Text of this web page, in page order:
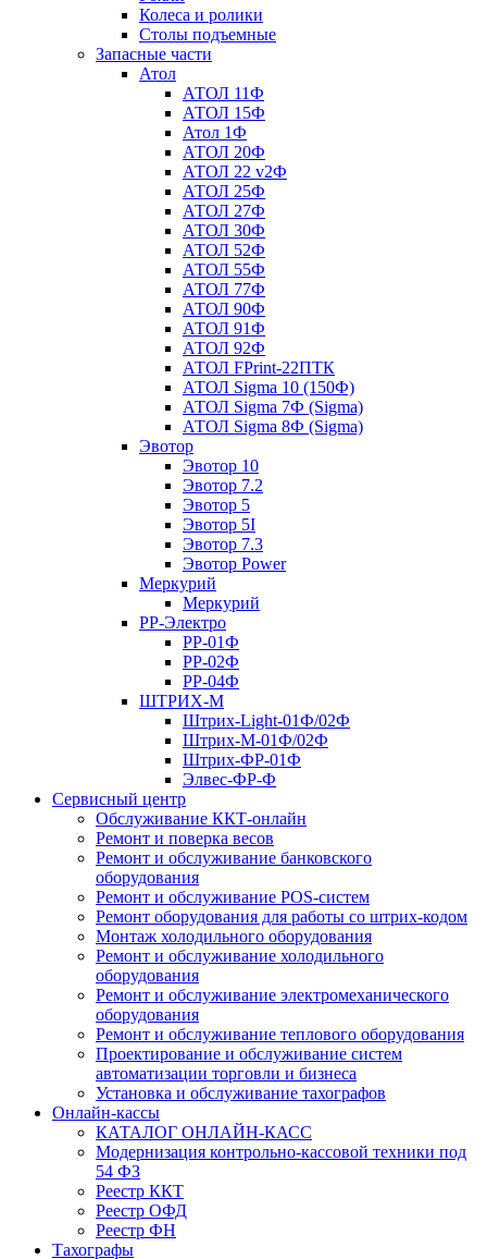
Колеса и ролики
Столы подъемные
Запасные части
Атол
АТОЛ 11Ф
АТОЛ 15Ф
Атол 1Ф
АТОЛ 20Ф
АТОЛ 22 v2Ф
АТОЛ 25Ф
АТОЛ 27Ф
АТОЛ 30Ф
АТОЛ 52Ф
АТОЛ 55Ф
АТОЛ 77Ф
АТОЛ 90Ф
АТОЛ 91Ф
АТОЛ 92Ф
АТОЛ FPrint-22ПТК
АТОЛ Sigma 10 (150Ф)
АТОЛ Sigma 7Ф (Sigma)
АТОЛ Sigma 8Ф (Sigma)
Эвотор
Эвотор 10
Эвотор 7.2
Эвотор 5
Эвотор 5I
Эвотор 7.3
Эвотор Power
Меркурий
Меркурий
РР-Электро
РР-01Ф
РР-02Ф
РР-04Ф
ШТРИХ-М
Штрих-Light-01Ф/02Ф
Штрих-М-01Ф/02Ф
Штрих-ФР-01Ф
Элвес-ФР-Ф
Сервисный центр
Обслуживание ККТ-онлайн
Ремонт и поверка весов
Ремонт и обслуживание банковского
оборудования
Ремонт и обслуживание POS-систем
Ремонт оборудования для работы со штрих-кодом
Монтаж холодильного оборудования
Ремонт и обслуживание холодильного
оборудования
Ремонт и обслуживание электромеханического
оборудования
Ремонт и обслуживание теплового оборудования
Проектирование и обслуживание систем
автоматизации торговли и бизнеса
Установка и обслуживание тахографов
Онлайн-кассы
КАТАЛОГ ОНЛАЙН-КАСС
Модернизация контрольно-кассовой техники под
54 ФЗ
Реестр ККТ
Реестр ОФД
Реестр ФН
Тахографы